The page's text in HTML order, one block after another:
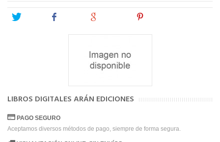
Tweet
LIBROS DIGITALES ARÁN EDICIONES
PAGO SEGURO
Aceptamos diversos métodos de pago, siempre de forma segura.